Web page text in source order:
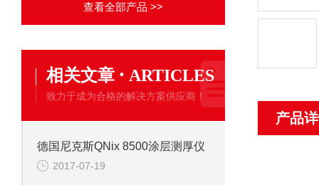
查看全部产品 >>
相关文章 · ARTICLES
致力于成为合格的解决方案供应商！
德国尼克斯QNix 8500涂层测厚仪
2017-07-19
产品